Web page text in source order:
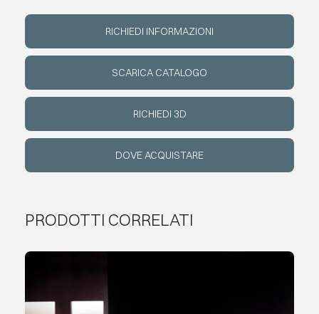
RICHIEDI INFORMAZIONI
SCARICA CATALOGO
RICHIEDI 3D
DOVE ACQUISTARE
PRODOTTI CORRELATI